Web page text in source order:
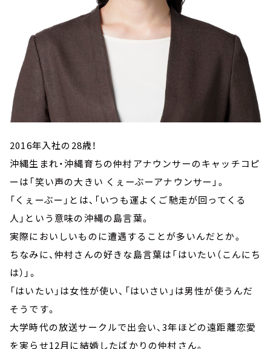
2016年入社の28歳！
沖縄生まれ・沖縄育ちの仲村アナウンサーのキャッチコピ
ーは「笑い声の大きい くぇーぶーアナウンサー」。
「くぇーぶー」とは、「いつも運よくご馳走が回ってくる
人」という意味の沖縄の島言葉。
実際においしいものに遭遇することが多いんだとか。
ちなみに、仲村さんの好きな島言葉は「はいたい（こんにち
は）」。
「はいたい」は女性が使い、「はいさい」は男性が使うんだ
そうです。
大学時代の放送サークルで出会い、3年ほどの遠距離恋愛
を実らせ12月に結婚したばかりの仲村さん。